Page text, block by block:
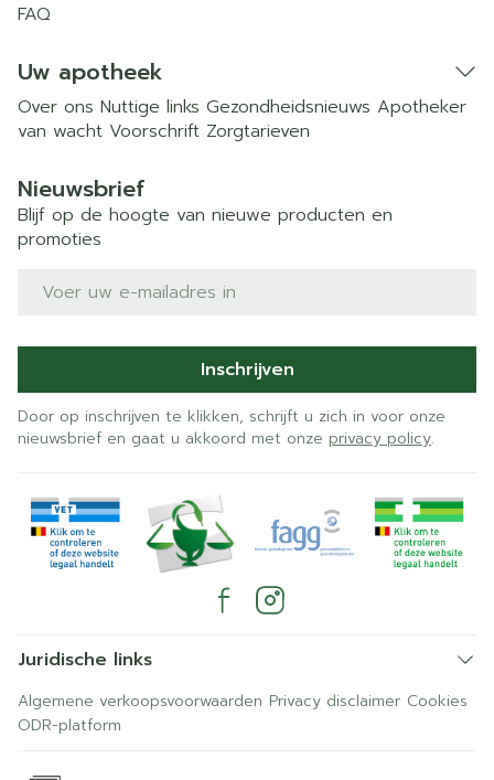
FAQ
Uw apotheek
Over ons Nuttige links Gezondheidsnieuws Apotheker
van wacht Voorschrift Zorgtarieven
Nieuwsbrief
Blijf op de hoogte van nieuwe producten en
promoties
E-mail adres
Inschrijven
Door op inschrijven te klikken, schrijft u zich in voor onze
nieuwsbrief en gaat u akkoord met onze privacy policy.
Juridische links
Algemene verkoopsvoorwaarden Privacy disclaimer Cookies
ODR-platform